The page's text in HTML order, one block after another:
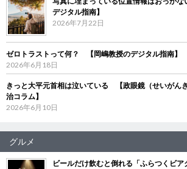
デジタル指南】
2026年7月22日
ゼロトラストって何？ 【岡嶋教授のデジタル指南】
2026年6月18日
きっと大平元首相は泣いている 【政眼鏡（せいがん
治コラム】
2026年6月10日
グルメ
ビールだけ飲むと倒れる「ふらつくビ